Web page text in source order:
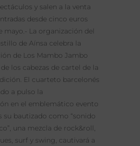
y salen a la venta
desde cinco euros
mayo.- La organización del
de Aínsa celebra la
de Los Mambo Jambo
los cabezas de cartel de la
El cuarteto barcelonés
a pulso la
en el emblemático evento
su bautizado como “sonido
una mezcla de rock&roll,
surf y swing, cautivará a